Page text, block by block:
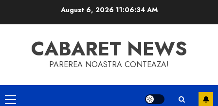
August 6, 2026 11:06:35 AM
CABARET NEWS
PAREREA NOASTRA CONTEAZA!
Primary